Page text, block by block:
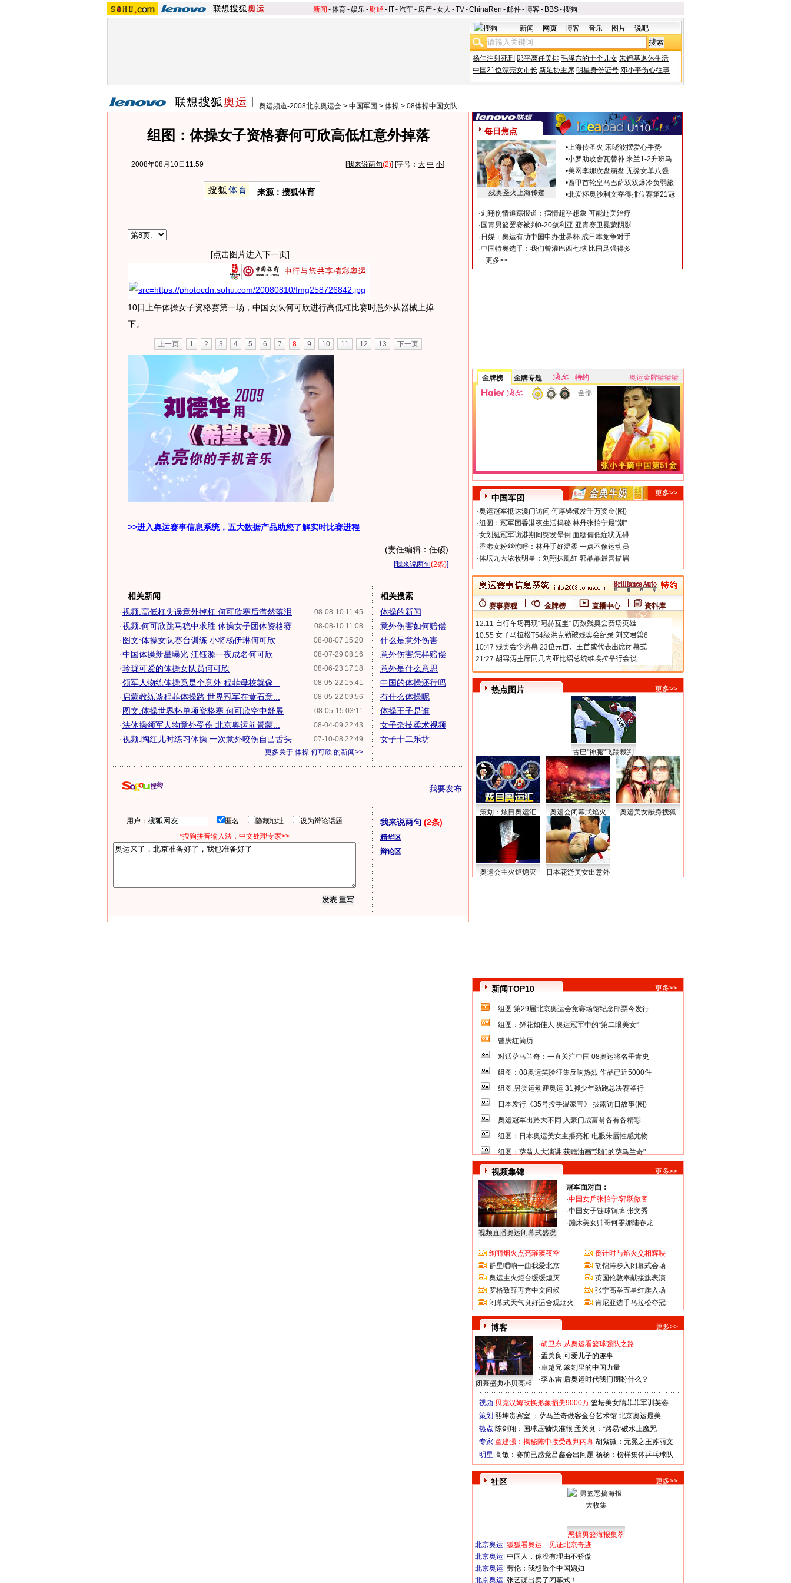
新闻 -体育-娱乐- 财经- IT-汽车- 房产-女人 -TV-ChinaRen -邮件-博客- BBS-搜狗
新闻 网页 博客 音乐 图片 说吧
杨佳注射死刑 郎平离任美排 毛泽东的十个儿女 朱镕基退休生活
中国21位漂亮女市长 新足协主席 明星身份证号 邓小平伤心往事
奥运频道-2008北京奥运会 > 中国军团 > 体操 > 08体操中国女队
组图：体操女子资格赛何可欣高低杠意外掉落
2008年08月10日11:59 [我来说两句(2)] [字号： 大 中 小]
来源：搜狐体育
[点击图片进入下一页]
10日上午体操女子资格赛第一场，中国女队何可欣进行高低杠比赛时意外从器械上掉
下。
上一页 1 2 3 4 5 6 7 8 9 10 11 12 13 下一页
>>进入奥运赛事信息系统，五大数据产品助您了解实时比赛进程
(责任编辑：任硕)
[我来说两句(2条)]
相关新闻
08-08-10 11:45
·视频:高低杠失误意外掉杠 何可欣赛后潸然落泪
08-08-10 11:08
·视频:何可欣跳马稳中求胜 体操女子团体资格赛
08-08-07 15:20
·图文:体操女队赛台训练 小将杨伊琳何可欣
08-07-29 08:16
·中国体操新星曝光 江钰源一夜成名何可欣...
08-06-23 17:18
·玲珑可爱的体操女队员何可欣
08-05-22 15:41
·领军人物练体操竟是个意外 程菲母校就像...
08-05-22 09:56
· 启蒙教练谈程菲体操路 世界冠军在黄石意...
08-05-15 03:11
·图文:体操世界杯单项资格赛 何可欣空中舒展
08-04-09 22:43
·法体操领军人物意外受伤 北京奥运前景蒙...
07-10-08 22:49
·视频:陶红儿时练习体操 一次意外咬伤自己舌头
更多关于 体操 何可欣 的新闻>>
相关搜索
体操的新闻
意外伤害如何赔偿
什么是意外伤害
意外伤害怎样赔偿
意外是什么意思
中国的体操还行吗
有什么体操呢
体操王子是谁
女子杂技柔术视频
女子十二乐坊
我要发布
用户： 匿名 隐藏地址
设为辩论话题
*搜狗拼音输入法，中文处理专家>>
我来说两句 (2条)
精华区
辩论区
每日焦点
残奥圣火上海传递
•上海传圣火 宋晓波摆爱心手势
•小罗助攻舍瓦替补 米兰1-2升班马
•美网李娜次盘崩盘 无缘女单八强
•西甲首轮皇马巴萨双双爆冷负弱旅
•北爱杯奥沙利文夺得排位赛第21冠
·刘翔伤情追踪报道：病情超乎想象 可能赴美治疗
· 国青男篮罢赛被判0-20叙利亚 亚青赛卫冕蒙阴影
· 日媒：奥运有助中国申办世界杯 成日本竞争对手
·中国特奥选手：我们曾灌巴西七球 比国足强得多
更多>>
金牌榜 金牌专题 特约
奥运金牌猜猜猜
全部
中国军团
更多>>
·奥运冠军抵达澳门访问 何厚铧颁发千万奖金(图)
·组图：冠军团香港夜生活揭秘 林丹张怡宁最"潮"
·女划艇冠军访港期间突发晕倒 血糖偏低症状无碍
·香港女粉丝惊呼：林丹手好温柔 一点不像运动员
·体坛九大浓妆明星：刘翔抹腮红 郭晶晶最喜描眉
赛事赛程 金牌榜 直播中心 资料库
热点图片 更多>>
古巴"神腿"飞踹裁判
策划：炫目奥运汇 奥运会闭幕式焰火 奥运美女献身搜狐
奥运会主火炬熄灭 日本花游美女出意外
新闻TOP10 更多>>
组图:第29届北京奥运会竞赛场馆纪念邮票今发行
组图：鲜花如佳人 奥运冠军中的“第二眼美女”
曾庆红简历
对话萨马兰奇：一直关注中国 08奥运将名垂青史
组图：08奥运笑脸征集反响热烈 作品已近5000件
组图:另类运动迎奥运 31脚少年劲跑总决赛举行
日本发行《35号投手温家宝》 披露访日故事(图)
奥运冠军出路大不同 入豪门成富翁各有各精彩
组图：日本奥运美女主播亮相 电眼朱唇性感尤物
组图：萨翁人大演讲 获赠油画"我们的萨马兰奇"
视频集锦 更多>>
视频直播奥运闭幕式盛况
冠军面对面：
·中国女乒张怡宁/郭跃做客
·中国女子链球铜牌 张文秀
·蹦床美女帅哥何雯娜陆春龙
绚丽烟火点亮璀璨夜空
群星唱响一曲我爱北京
奥运主火炬台缓缓熄灭
罗格致辞再秀中文问候
闭幕式天气良好适合观烟火
倒计时与焰火交相辉映
胡锦涛步入闭幕式会场
英国伦敦奉献接旗表演
张宁高举五星红旗入场
肯尼亚选手马拉松夺冠
博客 更多>>
闭幕盛典小贝亮相
·胡卫东 从奥运看篮球强队之路
·孟关良 可爱儿子的趣事
·卓越兄 篆刻里的中国力量
·李东雷 后奥运时代我们期盼什么？
视频| 贝克汉姆改换形象损失9000万 篮坛美女隋菲菲军训英姿
策划| 熙坤贵宾室 ：萨马兰奇做客金台艺术馆 北京奥运最美
热点| 陈剑翔：国球压轴快准很 孟关良：“路易”破水上魔咒
专家| 童建强：揭秘陈中接受改判内幕 胡紫微：无冕之王苏丽文
明星| 高敏：赛前已感觉吕鑫会出问题 杨杨：榜样集体乒乓球队
社区 更多>>
恶搞男篮海报集萃
北京奥运 狐狐看奥运—见证北京奇迹
北京奥运 中国人，你没有理由不骄傲
北京奥运 劳伦：我想做个中国媳妇
北京奥运 张艺谋出卖了闭幕式！